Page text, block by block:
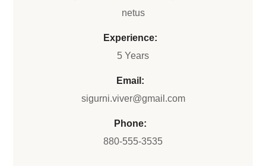
netus
Experience:
5 Years
Email:
sigurni.viver@gmail.com
Phone:
880-555-3535